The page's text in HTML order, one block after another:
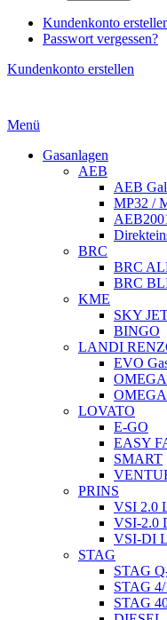
Kundenkonto
Passwort vergessen?
Kundenkonto erstellen
Menü
Gasanlagen
AEB
AEB
MP32 /
BRC
BRC
BRC
KME
SKY
BINGO
LANDI
EVO
LOVATO
E-GO
EASY
SMART
PRINS
VSI 2.0
VSI-2.0
VSI-DI
STAG
STAG
STAG
STAG